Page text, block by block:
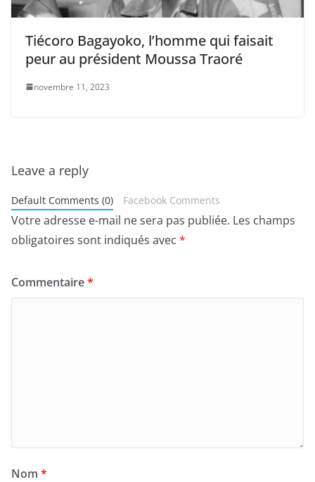
Tiécoro Bagayoko, l’homme qui faisait
peur au président Moussa Traoré
novembre 11, 2023
Leave a reply
Default Comments (0) Facebook Comments
Votre adresse e-mail ne sera pas publiée. Les champs
obligatoires sont indiqués avec *
Commentaire*
Nom *